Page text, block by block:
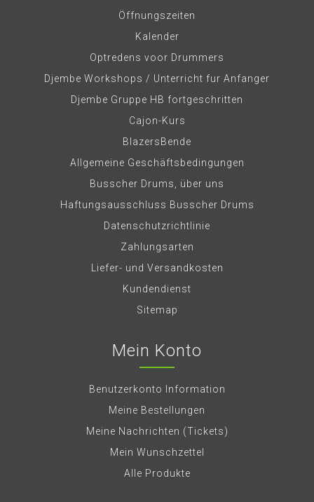
Öffnungszeiten
Kalender
Optredens voor Drummers
Djembe Workshops / Unterricht fur Anfanger
Djembe Gruppe HB fortgeschritten
Cajon-Kurs
BlazersBende
Allgemeine Geschäftsbedingungen
Busscher Drums, über uns
Haftungsausschluss Busscher Drums
Datenschutzrichtlinie
Zahlungsarten
Liefer- und Versandkosten
Kundendienst
Sitemap
Mein Konto
Benutzerkonto Information
Meine Bestellungen
Meine Nachrichten (Tickets)
Mein Wunschzettel
Alle Produkte